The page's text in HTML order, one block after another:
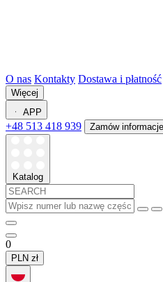
O nas Kontakty Dostawa i płatność
Więcej
APP
+48 513 418 939 Zamów
Katalog
0
PLN zł